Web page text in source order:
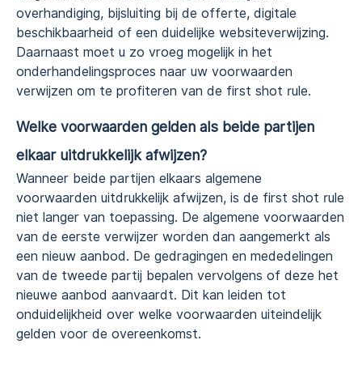
overhandiging, bijsluiting bij de offerte, digitale
beschikbaarheid of een duidelijke websiteverwijzing.
Daarnaast moet u zo vroeg mogelijk in het
onderhandelingsproces naar uw voorwaarden
verwijzen om te profiteren van de first shot rule.
Welke voorwaarden gelden als beide partijen
elkaar uitdrukkelijk afwijzen?
Wanneer beide partijen elkaars algemene
voorwaarden uitdrukkelijk afwijzen, is de first shot rule
niet langer van toepassing. De algemene voorwaarden
van de eerste verwijzer worden dan aangemerkt als
een nieuw aanbod. De gedragingen en mededelingen
van de tweede partij bepalen vervolgens of deze het
nieuwe aanbod aanvaardt. Dit kan leiden tot
onduidelijkheid over welke voorwaarden uiteindelijk
gelden voor de overeenkomst.